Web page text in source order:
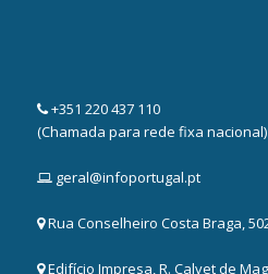
+351 220 437 110
(Chamada para rede fixa nacional)
geral@infoportugal.pt
Rua Conselheiro Costa Braga,
Edifício Impresa, R. Calvet de